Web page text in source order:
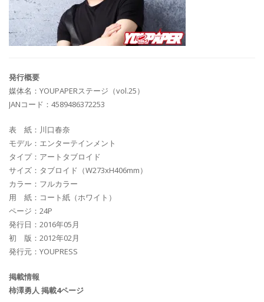
発行概要
媒体名：YOUPAPERステージ（vol.25）
JANコード：4589486372253
表 紙：川口春奈
モデル：エンターテインメント
タイプ：アートタブロイド
サイズ：タブロイド（W273xH406mm）
カラー：フルカラー
用 紙：コート紙（ホワイト）
ページ：24P
発行日：2016年05月
初 版：2012年02月
発行元：YOUPRESS
掲載情報
柿澤勇人 掲載4ページ